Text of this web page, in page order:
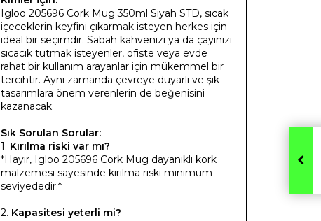
Igloo 205696 Cork Mug 350ml Siyah STD, sıcak
içeceklerin keyfini çıkarmak isteyen herkes için
ideal bir seçimdir. Sabah kahvenizi ya da çayınızı
sıcacık tutmak isteyenler, ofiste veya evde
rahat bir kullanım arayanlar için mükemmel bir
tercihtir. Aynı zamanda çevreye duyarlı ve şık
tasarımlara önem verenlerin de beğenisini
kazanacak.
Sık Sorulan Sorular:
1. Kırılma riski var mı?
*Hayır, Igloo 205696 Cork Mug dayanıklı kork
malzemesi sayesinde kırılma riski minimum
seviyededir.*
2. Kapasitesi yeterli mi?